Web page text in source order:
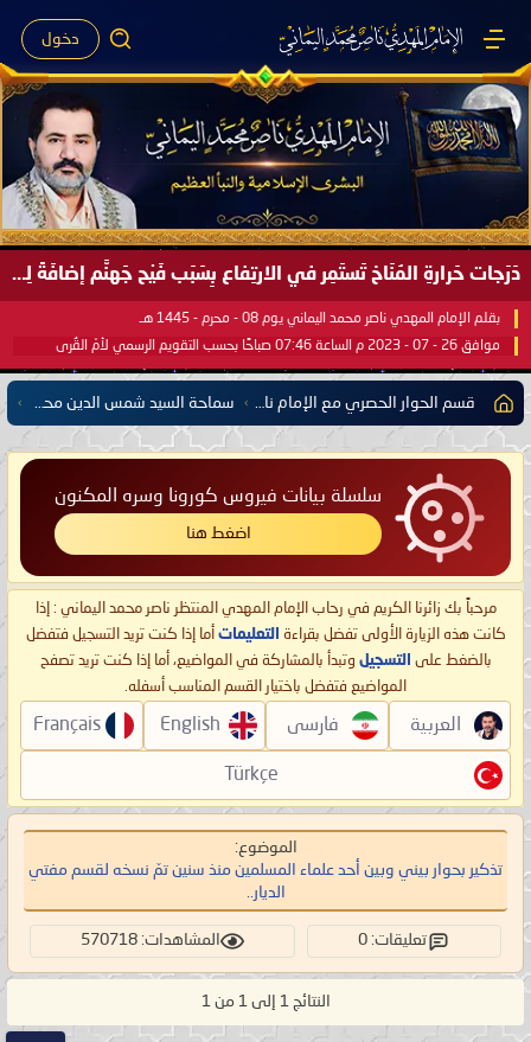
دخول
دَرَجات حَرارةِ المُنَاخ تَستَمِر في الارتِفاع بِسَبَب فَيْح جَهنَّم إضافَةً لِحرارةِ الشَّمس في مُحكَم القُرآن العَظيم ..
بقلم الإمام المهدي ناصر محمد اليماني يوم 08 - محرم - 1445 هـ
موافق 26 - 07 - 2023 م الساعة 07:46 صباحًا بحسب التقويم الرسمي لأمّ القُرى
سلسلة بيانات فيروس كورونا وسره المكنون
اضغط هنا
مرحباً بك زائرنا الكريم في رحاب الإمام المهدي المنتظر ناصر محمد اليماني : إذا
كانت هذه الزيارة الأولى تفضل بقراءة التعليمات أما إذا كنت تريد التسجيل فتفضل
بالضغط على التسجيل وتبدأ بالمشاركة في المواضيع، أما إذا كنت تريد تصفح
المواضيع فتفضل باختيار القسم المناسب أسفله.
العربية فارسی English
Français
Türkçe
الموضوع:
تذكير بحوار بيني وبين أحد علماء المسلمين منذ سنين تمّ نسخه لقسم مفتي
الديار..
تعليقات: 0 المشاهدات: 570718
النتائج 1 إلى 1 من 1